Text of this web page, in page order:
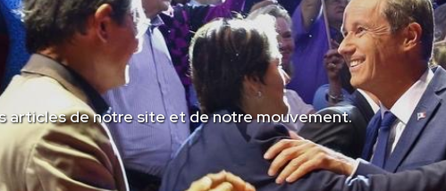
de notre site et de notre mouvement.